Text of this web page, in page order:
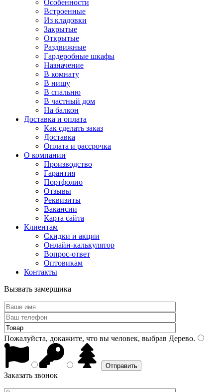
Особенности
Встроенные
Из кладовки
Закрытые
Открытые
Раздвижные
Гардеробные шкафы
Назначение
В комнату
В нишу
В спальню
В частный дом
На балкон
Доставка и оплата
Как сделать заказ
Доставка
Оплата и рассрочка
О компании
Производство
Гарантия
Портфолио
Отзывы
Реквизиты
Вакансии
Карта сайта
Клиентам
Скидки и акции
Онлайн-калькулятор
Вопрос-ответ
Оптовикам
Контакты
Вызвать замерщика
Пожалуйста, докажите, что вы человек, выбрав Дерево.
Заказать звонок